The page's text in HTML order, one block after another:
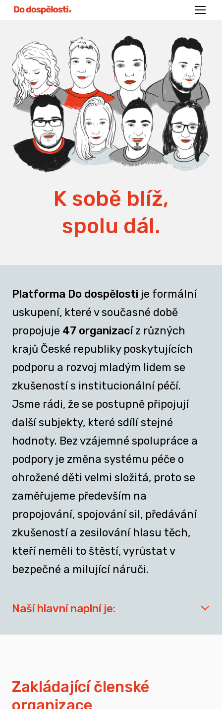
Menu
K sobě blíž,
spolu dál.
Platforma Do dospělosti je formální
uskupení, které v současné době
propojuje 47 organizacíz různých
krajů České republiky poskytujících
podporu a rozvoj mladým lidem se
zkušeností s institucionální péčí.
Jsme rádi, že se postupně připojují
další subjekty, které sdílí stejné
hodnoty. Bez vzájemné spolupráce a
podpory je změna systému péče o
ohrožené děti velmi složitá, proto se
zaměřujeme především na
propojování, spojování sil, předávání
zkušeností a zesilování hlasu těch,
kteří neměli to štěstí, vyrůstat v
bezpečné a milující náruči.
Naší hlavní naplní je:
spojovat sílu hlasu nevládního sektoru v
Zakládající členské